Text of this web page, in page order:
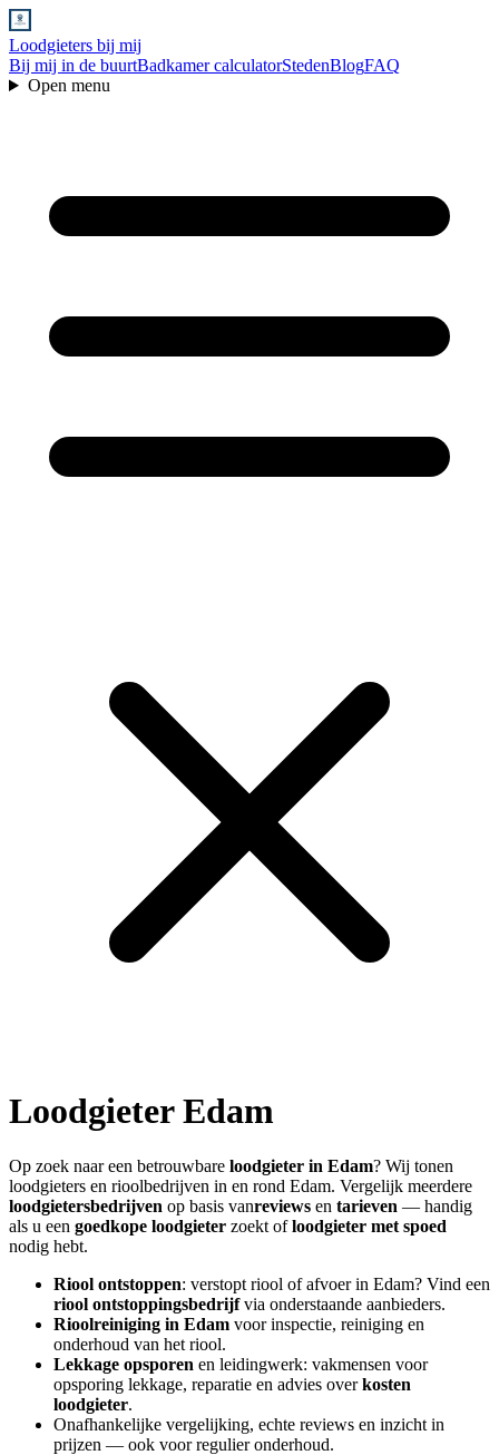
Loodgieters bij mij
Bij mij in de buurtBadkamer calculatorStedenBlogFAQ
Open menu
LoodgieterEdam
Op zoek naar een betrouwbare loodgieter in Edam? Wij tonen
loodgieters en rioolbedrijven in en rond Edam. Vergelijk meerdere
loodgietersbedrijven op basis vanreviews en tarieven — handig
als u een goedkope loodgieter zoekt ofloodgieter met spoed
nodig hebt.
Riool ontstoppen: verstopt riool of afvoer in Edam? Vind een
riool ontstoppingsbedrijfvia onderstaande aanbieders.
Rioolreiniging in Edam voor inspectie, reiniging en
onderhoud van het riool.
Lekkage opsporen en leidingwerk: vakmensen voor
opsporing lekkage, reparatie en advies overkosten
loodgieter.
Onafhankelijke vergelijking, echte reviews en inzicht in
prijzen — ook voor regulier onderhoud.